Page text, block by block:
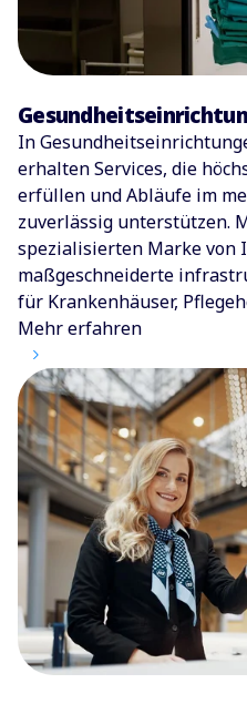
In
erhalten Services, die
erfüllen und Abläufe im
zuverlässig unterstützen.
spezialisierten Marke von
maßgeschneiderte
für Krankenhäuser,
Mehr erfahren